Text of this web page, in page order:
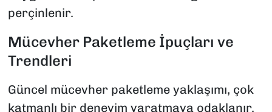
perçinlenir.
Mücevher Paketleme İpuçları ve
Trendleri
Güncel mücevher paketleme yaklaşımı, çok
katmanlı bir deneyim yaratmaya odaklanır.